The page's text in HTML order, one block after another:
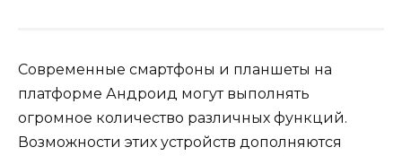
Современные смартфоны и планшеты на
платформе Андроид могут выполнять
огромное количество различных функций.
Возможности этих устройств дополняются